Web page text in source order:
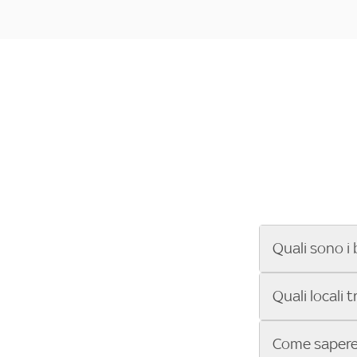
Quali sono i
Se cerchi un
ENILIVE, la
Sky Bar ti
Quali locali
Vuoi sapere
Come